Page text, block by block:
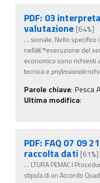
PDF: 03
valutazione [64%]
… sionale. Nello specifico
nellâ€™esecuzione del
economico sono richiesti
tecnica e professionale
Parole chiave: Pesca
Ultima modifica:
PDF: FAQ 07 09
raccolta dati [61%]
… LTURA PEMAC I
stipula di un Accordo